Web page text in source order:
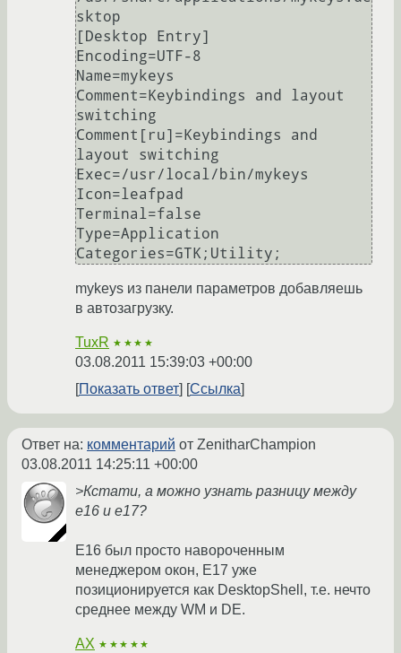
sktop
[Desktop Entry]
Encoding=UTF-8
Name=mykeys
Comment=Keybindings and layout
switching
Comment[ru]=Keybindings and
layout switching
Exec=/usr/local/bin/mykeys
Icon=leafpad
Terminal=false
Type=Application
mykeys из панели параметров добавляешь
в автозагрузку.
TuxR ★★★★
03.08.2011 15:39:03 +00:00
Показать ответ
Ссылка
Ответ на: комментарий от ZenitharChampion
03.08.2011 14:25:11 +00:00
>Кстати, а можно узнать разницу между
e16 и e17?
Е16 был просто навороченным
менеджером окон, Е17 уже
позиционируется как DesktopShell, т.е. нечто
среднее между WM и DE.
AX ★★★★★